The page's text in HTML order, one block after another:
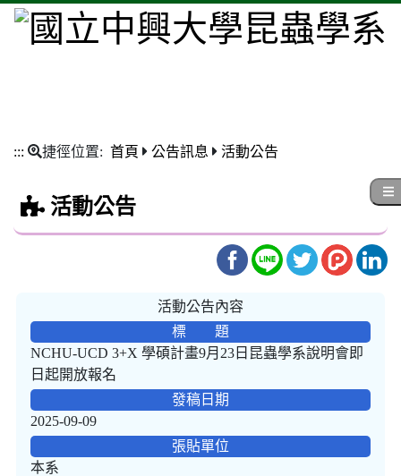
::: 捷徑位置: 首頁 公告訊息 活動公告
活動公告
活動公告內容
標 題
NCHU-UCD 3+X 學碩計畫9月23日昆蟲學系說明會即
日起開放報名
發稿日期
2025-09-09
張貼單位
本系